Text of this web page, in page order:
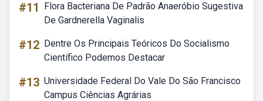
#11
Flora Bacteriana De Padrão Anaeróbio Sugestiva
De Gardnerella Vaginalis
#12 Dentre Os Principais Teóricos Do Socialismo
Científico Podemos Destacar
#13 Universidade Federal Do Vale Do São Francisco
Campus Ciências Agrárias